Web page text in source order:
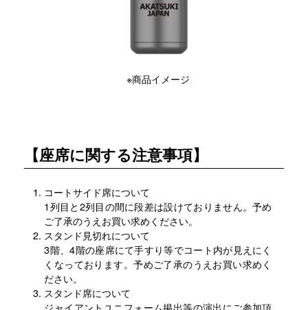
※商品イメージ
【座席に関する注意事項】
コートサイド席について
1列目と2列目の間に段差は設けておりません。予め
ご了承のうえお買い求めください。
スタンド見切れについて
3階、4階の座席にて手すり等でコート内が見えにく
くなっております。予めご了承のうえお買い求めく
ださい。
スタンド席について
ジャイアントユニフォーム掲出等の演出にご参加頂